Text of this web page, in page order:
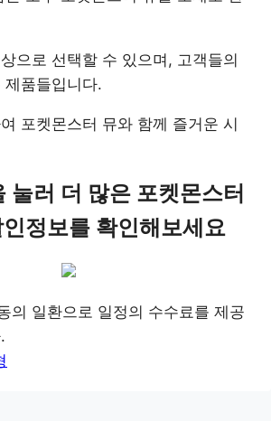
으로 선택할 수 있으며, 고객들의
제품들입니다.
포켓몬스터 뮤와 함께 즐거운 시
눌러 더 많은 포켓몬스터
정보를 확인해보세요
의 일환으로 일정의 수수료를 제공